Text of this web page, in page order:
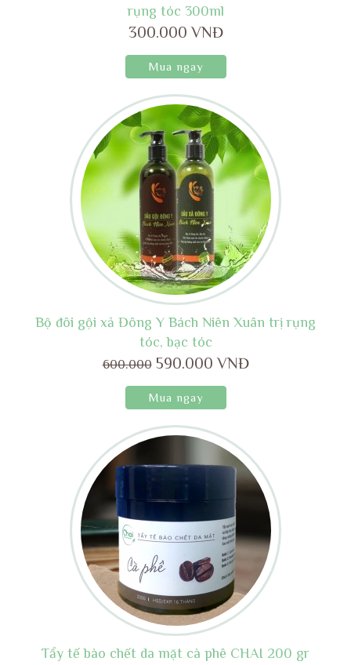
rụng tóc 300ml
300.000 VNĐ
Mua ngay
Bộ đôi gội xả Đông Y Bách Niên Xuân trị rụng
tóc, bạc tóc
600.000590.000 VNĐ
Mua ngay
Tẩy tế bào chết da mặt cà phê CHAI 200 gr